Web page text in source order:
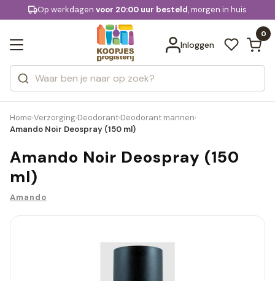
Gratis bezorging
KD.
extra
Op werkdagenvoor 20:00 uur besteld, morgen in huis
Inloggen
0
Zoeken
Categorieën
Merken
Bekijk alle resultaten
Home›Verzorging›Deodorant›Deodorant mannen›
Amando Noir Deospray (150 ml)
Amando Noir Deospray (150
ml)
Amando